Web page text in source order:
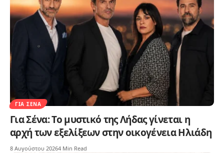
ΓΙΑ ΣΈΝΑ
Για Σένα: Το μυστικό της Λήδας γίνεται η
αρχή των εξελίξεων στην οικογένεια Ηλιάδη
8 Αυγούστου 20264 Min Read